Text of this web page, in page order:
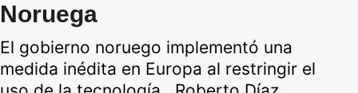
Noruega
El gobierno noruego implementó una
medida inédita en Europa al restringir el